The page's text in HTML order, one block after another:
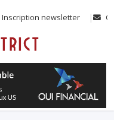
Inscription newsletter